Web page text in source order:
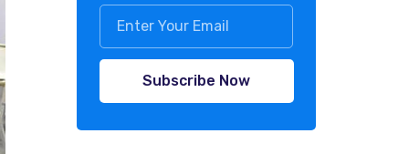
Subscribe Now